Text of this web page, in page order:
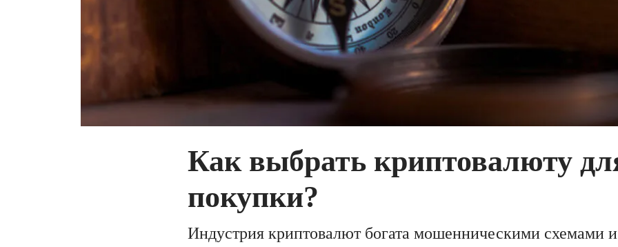
Как выбрать криптовалюту
покупки?
Индустрия криптовалют богата мошенническими схемами